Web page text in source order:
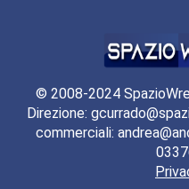
© 2008-2024
Direzione:
commerciali: